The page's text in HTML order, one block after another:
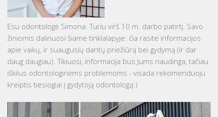
Esu odontologė Simona. Turiu virš 10 m. darbo patirtį. Savo
žiniomis dalinuosi šiame tinklalapyje: čia rasite informacijos
apie vaikų, ir suaugusių dantų priežiūrą bei gydymą (ir dar
daug daugiau). Tikiuosi, informacija bus Jums naudinga, tačiau
iškilus odontologinėms problemoms - visada rekomenduoju
kreiptis tiesiogiai į gydytoją odontologą:)